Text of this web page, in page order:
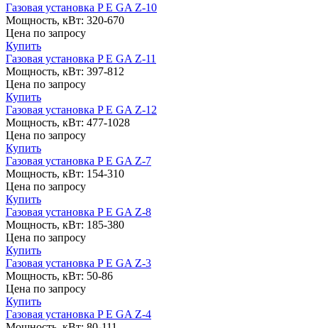
Газовая установка P E GA Z-10
Мощность, кВт: 320-670
Цена по запросу
Купить
Газовая установка P E GA Z-11
Мощность, кВт: 397-812
Цена по запросу
Купить
Газовая установка P E GA Z-12
Мощность, кВт: 477-1028
Цена по запросу
Купить
Газовая установка P E GA Z-7
Мощность, кВт: 154-310
Цена по запросу
Купить
Газовая установка P E GA Z-8
Мощность, кВт: 185-380
Цена по запросу
Купить
Газовая установка P E GA Z-3
Мощность, кВт: 50-86
Цена по запросу
Купить
Газовая установка P E GA Z-4